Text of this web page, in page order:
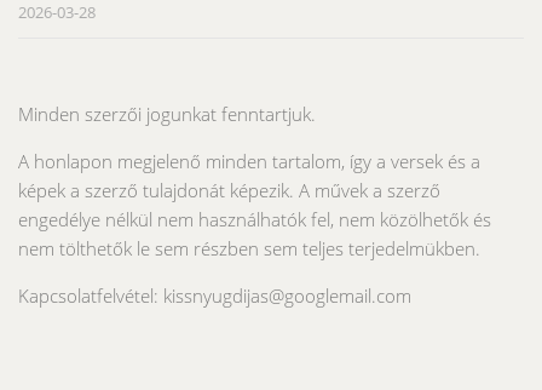
2026-03-28
Minden szerzői jogunkat fenntartjuk.
A honlapon megjelenő minden tartalom, így a versek és a
képek a szerző tulajdonát képezik. A művek a szerző
engedélye nélkül nem használhatók fel, nem közölhetők és
nem tölthetők le sem részben sem teljes terjedelmükben.
Kapcsolatfelvétel: kissnyugdijas@googlemail.com